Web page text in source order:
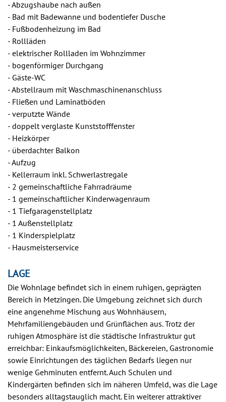
- Abzugshaube nach außen
- Bad mit Badewanne und bodentiefer Dusche
- Fußbodenheizung im Bad
- Rollläden
- elektrischer Rollladen im Wohnzimmer
- bogenförmiger Durchgang
- Gäste-WC
- Abstellraum mit Waschmaschinenanschluss
- Fließen und Laminatböden
- verputzte Wände
- doppelt verglaste Kunststofffenster
- Heizkörper
- überdachter Balkon
- Aufzug
- Kellerraum inkl. Schwerlastregale
- 2 gemeinschaftliche Fahrradräume
- 1 gemeinschaftlicher Kinderwagenraum
- 1 Tiefgaragenstellplatz
- 1 Außenstellplatz
- 1 Kinderspielplatz
- Hausmeisterservice
LAGE
Die Wohnlage befindet sich in einem ruhigen, geprägten
Bereich in Metzingen. Die Umgebung zeichnet sich durch
eine angenehme Mischung aus Wohnhäusern,
Mehrfamiliengebäuden und Grünflächen aus. Trotz der
ruhigen Atmosphäre ist die städtische Infrastruktur gut
erreichbar: Einkaufsmöglichkeiten, Bäckereien, Gastronomie
sowie Einrichtungen des täglichen Bedarfs liegen nur
wenige Gehminuten entfernt. Auch Schulen und
Kindergärten befinden sich im näheren Umfeld, was die Lage
besonders alltagstauglich macht. Ein weiterer attraktiver